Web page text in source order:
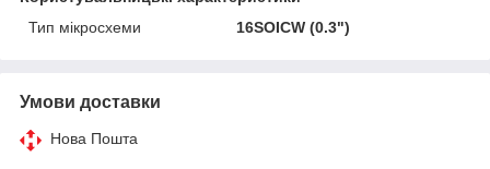
Тип мікросхеми
16SOICW (0.3")
Умови доставки
Нова Пошта